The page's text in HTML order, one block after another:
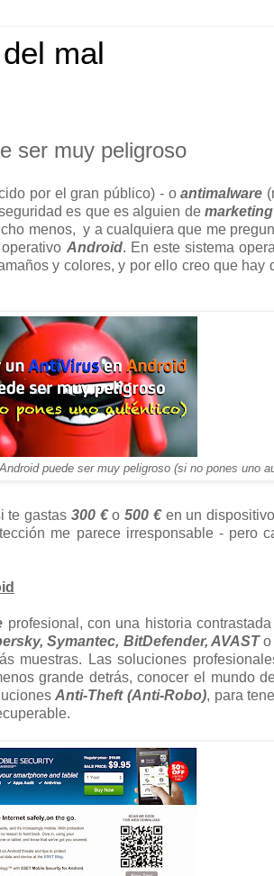
mal
ser muy peligroso
por el gran público) - oantimalware
es que es alguien de marketing
menos, y a cualquiera que me
Android. En este sistema
y colores, y por ello creo que hay
puede ser muy peligroso (si no pones uno
te gastas 300 €o500 €en un
me parece irresponsable - pero
profesional, con una historia
Symantec, BitDefender, AVASTo
muestras. Las soluciones
grande detrás, conocer el mundo
Anti-Theft (Anti-Robo), para